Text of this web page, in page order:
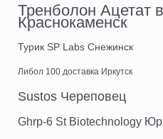
Тренболон Ацетат
Краснокаменск
Турик SP Labs Снежинск
Либол 100 доставка Иркутск
Sustos Череповец
Ghrp-6 St Biotechnology